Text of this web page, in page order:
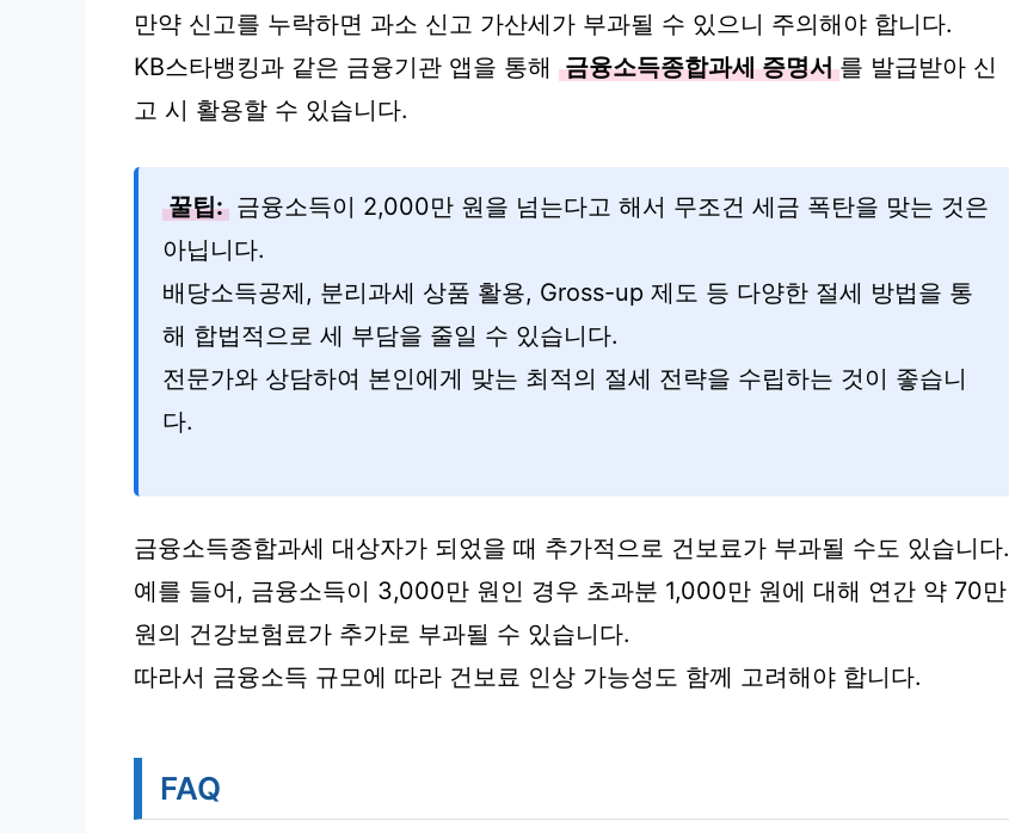
만약 신고를 누락하면 과소 신고 가산세가 부과될 수 있으니 주의해야 합니다.
KB스타뱅킹과 같은 금융기관 앱을 통해 금융소득종합과세 증명서 를 발급받아 신
고 시 활용할 수 있습니다.
꿀팁: 금융소득이 2,000만 원을 넘는다고 해서 무조건 세금 폭탄을 맞는 것은
아닙니다.
배당소득공제, 분리과세 상품 활용, Gross-up 제도 등 다양한 절세 방법을 통
해 합법적으로 세 부담을 줄일 수 있습니다.
전문가와 상담하여 본인에게 맞는 최적의 절세 전략을 수립하는 것이 좋습니
다.
금융소득종합과세 대상자가 되었을 때 추가적으로 건보료가 부과될 수도 있습니다.
예를 들어, 금융소득이 3,000만 원인 경우 초과분 1,000만 원에 대해 연간 약 70만
원의 건강보험료가 추가로 부과될 수 있습니다.
따라서 금융소득 규모에 따라 건보료 인상 가능성도 함께 고려해야 합니다.
FAQ